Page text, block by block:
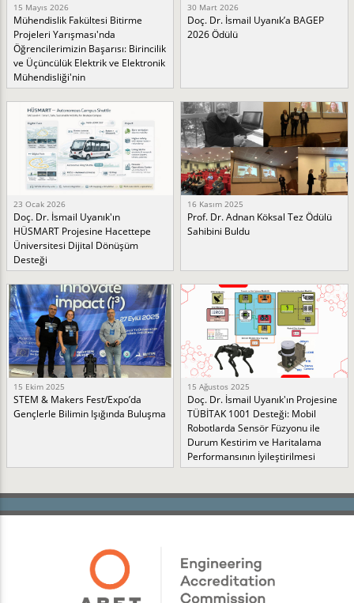
15 Mayıs 2026
Mühendislik Fakültesi Bitirme
Projeleri Yarışması'nda
Öğrencilerimizin Başarısı: Birincilik
ve Üçüncülük Elektrik ve Elektronik
Mühendisliği'nin
30 Mart 2026
Doç. Dr. İsmail Uyanık’a BAGEP
2026 Ödülü
23 Ocak 2026
Doç. Dr. İsmail Uyanık'ın
HÜSMART Projesine Hacettepe
Üniversitesi Dijital Dönüşüm
Desteği
16 Kasım 2025
Prof. Dr. Adnan Köksal Tez Ödülü
Sahibini Buldu
15 Ekim 2025
STEM & Makers Fest/Expo’da
Gençlerle Bilimin Işığında Buluşma
15 Ağustos 2025
Doç. Dr. İsmail Uyanık'ın Projesine
TÜBİTAK 1001 Desteği: Mobil
Robotlarda Sensör Füzyonu ile
Durum Kestirim ve Haritalama
Performansının İyileştirilmesi